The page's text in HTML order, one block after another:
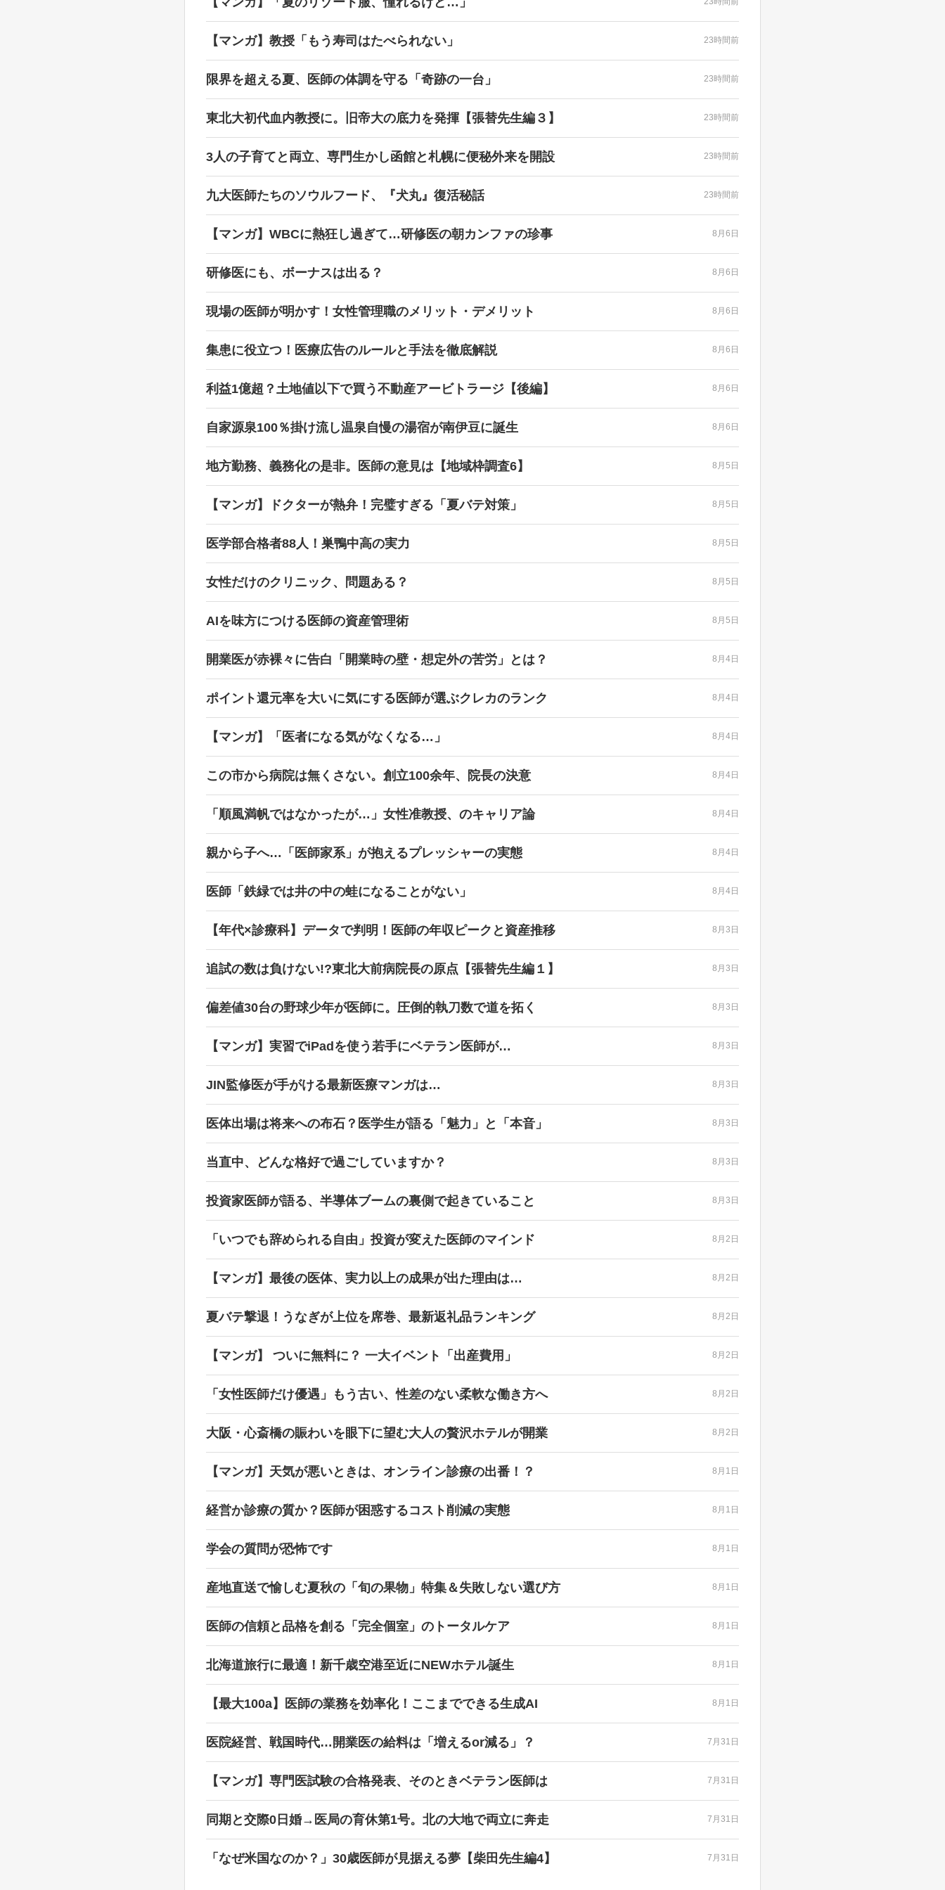
【マンガ】教授「もう寿司はたべられない」 23時間前
限界を超える夏、医師の体調を守る「奇跡の一台」 23時間前
東北大初代血内教授に。旧帝大の底力を発揮【張替先生編３】 23時間前
3人の子育てと両立、専門生かし函館と札幌に便秘外来を開設 23時間前
九大医師たちのソウルフード、『犬丸』復活秘話 23時間前
【マンガ】WBCに熱狂し過ぎて…研修医の朝カンファの珍事 8月6日
研修医にも、ボーナスは出る？ 8月6日
現場の医師が明かす！女性管理職のメリット・デメリット 8月6日
集患に役立つ！医療広告のルールと手法を徹底解説 8月6日
利益1億超？土地値以下で買う不動産アービトラージ【後編】 8月6日
自家源泉100％掛け流し温泉自慢の湯宿が南伊豆に誕生 8月6日
地方勤務、義務化の是非。医師の意見は【地域枠調査6】 8月5日
【マンガ】ドクターが熱弁！完璧すぎる「夏バテ対策」 8月5日
医学部合格者88人！巣鴨中高の実力 8月5日
女性だけのクリニック、問題ある？ 8月5日
AIを味方につける医師の資産管理術 8月5日
開業医が赤裸々に告白「開業時の壁・想定外の苦労」とは？ 8月4日
ポイント還元率を大いに気にする医師が選ぶクレカのランク 8月4日
【マンガ】「医者になる気がなくなる…」 8月4日
この市から病院は無くさない。創立100余年、院長の決意 8月4日
「順風満帆ではなかったが…」女性准教授、のキャリア論 8月4日
親から子へ…「医師家系」が抱えるプレッシャーの実態 8月4日
医師「鉄緑では井の中の蛙になることがない」 8月4日
【年代×診療科】データで判明！医師の年収ピークと資産推移 8月3日
追試の数は負けない!?東北大前病院長の原点【張替先生編１】 8月3日
偏差値30台の野球少年が医師に。圧倒的執刀数で道を拓く 8月3日
【マンガ】実習でiPadを使う若手にベテラン医師が… 8月3日
JIN監修医が手がける最新医療マンガは… 8月3日
医体出場は将来への布石？医学生が語る「魅力」と「本音」 8月3日
当直中、どんな格好で過ごしていますか？ 8月3日
投資家医師が語る、半導体ブームの裏側で起きていること 8月3日
「いつでも辞められる自由」投資が変えた医師のマインド 8月2日
【マンガ】最後の医体、実力以上の成果が出た理由は… 8月2日
夏バテ撃退！うなぎが上位を席巻、最新返礼品ランキング 8月2日
【マンガ】 ついに無料に？ 一大イベント「出産費用」 8月2日
「女性医師だけ優遇」もう古い、性差のない柔軟な働き方へ 8月2日
大阪・心斎橋の賑わいを眼下に望む大人の贅沢ホテルが開業 8月2日
【マンガ】天気が悪いときは、オンライン診療の出番！？ 8月1日
経営か診療の質か？医師が困惑するコスト削減の実態 8月1日
学会の質問が恐怖です 8月1日
産地直送で愉しむ夏秋の「旬の果物」特集＆失敗しない選び方 8月1日
医師の信頼と品格を創る「完全個室」のトータルケア 8月1日
北海道旅行に最適！新千歳空港至近にNEWホテル誕生 8月1日
【最大100a】医師の業務を効率化！ここまでできる生成AI 8月1日
医院経営、戦国時代…開業医の給料は「増えるor減る」？ 7月31日
【マンガ】専門医試験の合格発表、そのときベテラン医師は 7月31日
同期と交際0日婚→医局の育休第1号。北の大地で両立に奔走 7月31日
「なぜ米国なのか？」30歳医師が見据える夢【柴田先生編4】 7月31日